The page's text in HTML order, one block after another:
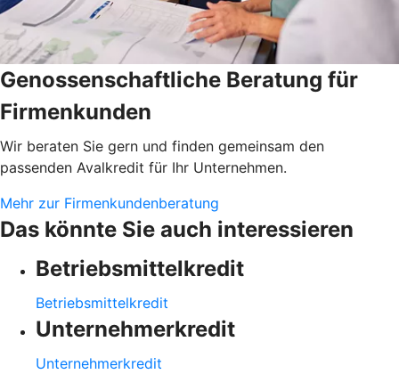
Genossenschaftliche Beratung für
Firmenkunden
Wir beraten Sie gern und finden gemeinsam den
passenden Avalkredit für Ihr Unternehmen.
Mehr zur Firmenkundenberatung
Das könnte Sie auch interessieren
Betriebsmittelkredit
Betriebsmittelkredit
Unternehmerkredit
Unternehmerkredit